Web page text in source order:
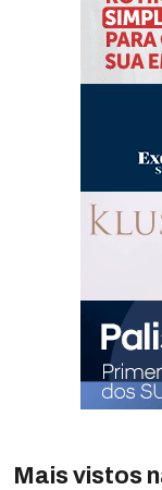
Mais vistos